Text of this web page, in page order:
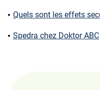
Quels sont les effets
Spedra chez Doktor ABC